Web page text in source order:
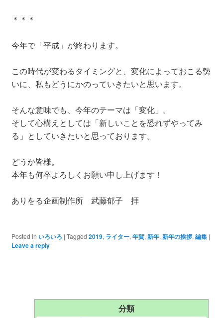
＊＊＊
今年で「平成」が終わります。
この時代が変わるタイミングと、変化によっておこる勢
いに、私もどうにかのっていきたいと思います。
そんな意味でも、今年のテーマは「変化」。
そして心構えとしては「新しいことを恐れずやってみ
る」としていきたいと思っております。
どうか皆様。
本年も何卒よろしくお願い申し上げます！
ありをる企画制作所 武藤郁子 拝
Posted in いろいろ | Tagged 2019, ライター, 年賀, 新年, 新年の挨拶, 編集 |
Leave a reply
分類